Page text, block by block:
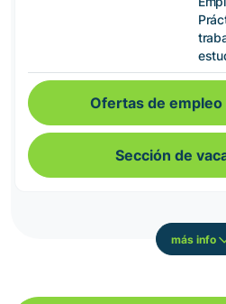
Ofertas de empleo
Sección de
más info